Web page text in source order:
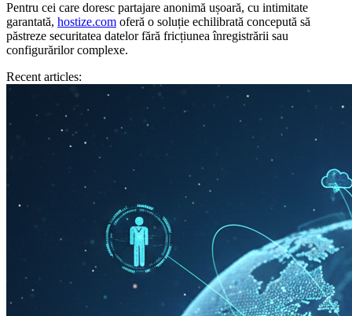
Pentru cei care doresc partajare anonimă ușoară, cu intimitate
garantată, hostize.com oferă o soluție echilibrată concepută să
păstreze securitatea datelor fără fricțiunea înregistrării sau
configurărilor complexe.
Recent articles: